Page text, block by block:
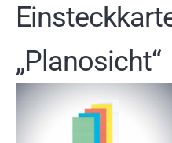
„Planosicht“